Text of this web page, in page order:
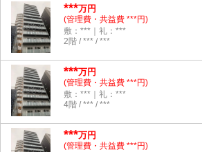
***万円
(管理費・共益費 ***円)
敷：***｜礼：***
2階 / *** / ***
***万円
(管理費・共益費 ***円)
敷：***｜礼：***
4階 / *** / ***
***万円
(管理費・共益費 ***円)